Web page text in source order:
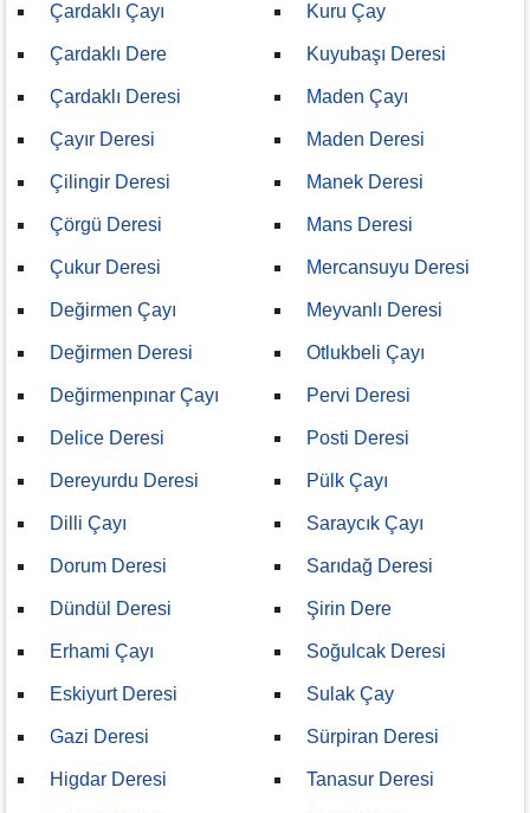
Çardaklı Çayı
Çardaklı Dere
Çardaklı Deresi
Çayır Deresi
Çilingir Deresi
Çörgü Deresi
Çukur Deresi
Değirmen Çayı
Değirmen Deresi
Değirmenpınar Çayı
Delice Deresi
Dereyurdu Deresi
Dilli Çayı
Dorum Deresi
Dündül Deresi
Erhami Çayı
Eskiyurt Deresi
Gazi Deresi
Higdar Deresi
Kuru Çay
Kuyubaşı Deresi
Maden Çayı
Maden Deresi
Manek Deresi
Mans Deresi
Mercansuyu Deresi
Meyvanlı Deresi
Otlukbeli Çayı
Pervi Deresi
Posti Deresi
Pülk Çayı
Saraycık Çayı
Sarıdağ Deresi
Şirin Dere
Soğulcak Deresi
Sulak Çay
Sürpiran Deresi
Tanasur Deresi